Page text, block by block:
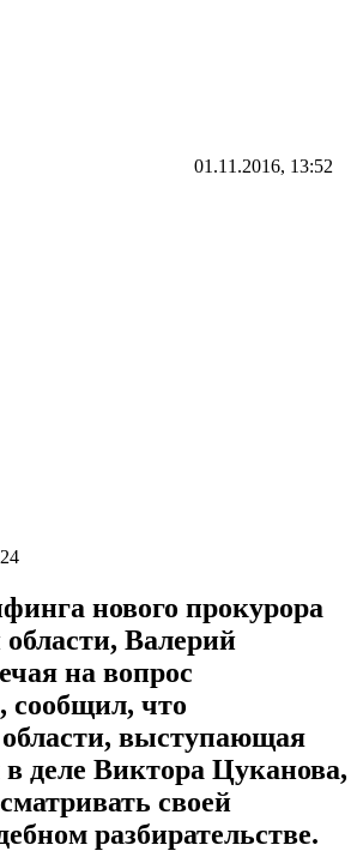
01.11.2016, 13:52
нового прокурора
Валерий
на вопрос
сообщил, что
выступающая
деле Виктора Цуканова,
своей
разбирательстве.